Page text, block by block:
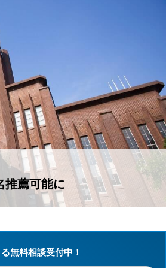
推薦可能に
無料相談受付中！